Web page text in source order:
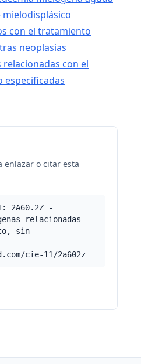
con el tratamiento
neoplasias
relacionadas con el
enlazar o citar esta
2A60.2Z -
relacionadas
sin
cie-11/2a602z